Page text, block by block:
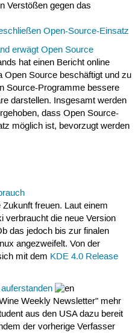
Verstößen gegen das
Open-Source-Einsatz
erwägt Open Source
hat einen Bericht online
Source beschäftigt und zu
Source-Programme bessere
darstellen. Insgesamt werden
dass Open Source-
möglich ist, bevorzugt werden
freuen. Laut einem
verbraucht die neue Version
das jedoch bis zur finalen
angezweifelt. Von der
mit dem KDE 4.0 Release
Weekly Newsletter" mehr
aus den USA dazu bereit
der vorherige Verfasser